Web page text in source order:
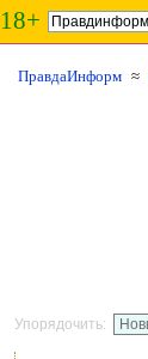
18+
ПравдаИнформ ≈
Упорядочить: